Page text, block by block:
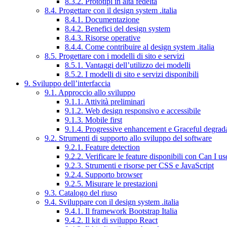
8.4. Progettare con il design system .italia
8.4.1. Documentazione
8.4.2. Benefici del design system
8.4.3. Risorse operative
8.4.4. Come contribuire al design system .italia
8.5. Progettare con i modelli di sito e servizi
8.5.1. Vantaggi dell’utilizzo dei modelli
8.5.2. I modelli di sito e servizi disponibili
9. Sviluppo dell’interfaccia
9.1. Approccio allo sviluppo
9.1.1. Attività preliminari
9.1.2. Web design responsivo e accessibile
9.1.3. Mobile first
9.1.4. Progressive enhancement e Graceful
9.2. Strumenti di supporto allo sviluppo del software
9.2.1. Feature detection
9.2.2. Verificare le feature disponibili con Can I
9.2.3. Strumenti e risorse per CSS e JavaScript
9.2.4. Supporto browser
9.2.5. Misurare le prestazioni
9.3. Catalogo del riuso
9.4. Sviluppare con il design system .italia
9.4.1. Il framework Bootstrap Italia
9.4.2. Il kit di sviluppo React